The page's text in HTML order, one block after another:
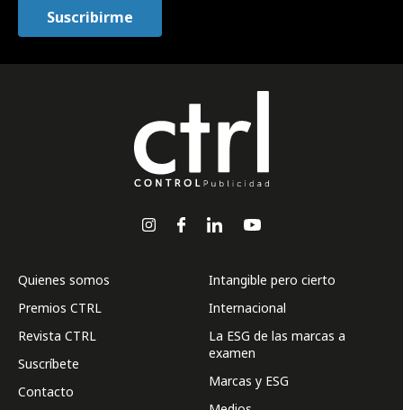
Quienes somos
Premios CTRL
Revista CTRL
Suscríbete
Contacto
Intangible pero cierto
Internacional
La ESG de las marcas a
examen
Marcas y ESG